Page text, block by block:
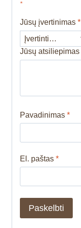
*
Jūsų įvertinimas *
Jūsų atsiliepimas
Pavadinimas *
El. paštas *